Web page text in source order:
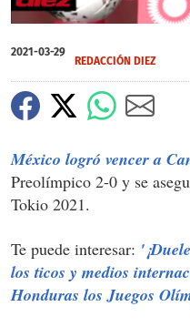
of
54
2021-03-29
REDACCIÓN DIEZ
México logró vencer a
Preolímpico 2-0 y se
Tokio 2021.
Te puede interesar:
los ticos y medios
Honduras los Juegos